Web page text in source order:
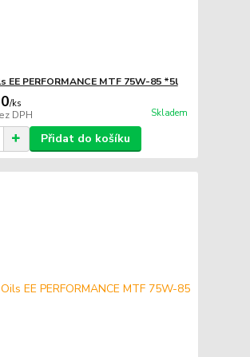
EE PERFORMANCE MTF 75W-85 *5l
/ks
DPH Skladem
Přidat do košíku